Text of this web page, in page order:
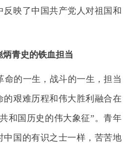
反映了中国共产党人对祖国和
青史的铁血担当
命的一生，战斗的一生，担当
的艰难历程和伟大胜利融合在
和国历史的伟大象征”。青年
中国的有识之士一样，苦苦地